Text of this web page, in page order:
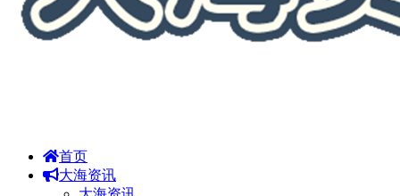
首页
大海资讯